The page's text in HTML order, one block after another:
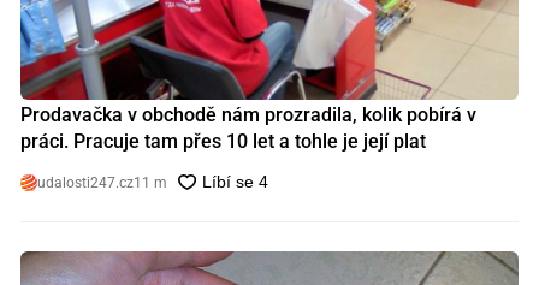
Prodavačka v obchodě nám prozradila, kolik pobírá v
práci. Pracuje tam přes 10 let a tohle je její plat
udalosti247.cz11 m